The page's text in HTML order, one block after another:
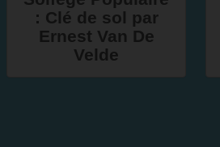
: Clé de sol par
Ernest Van De
Velde